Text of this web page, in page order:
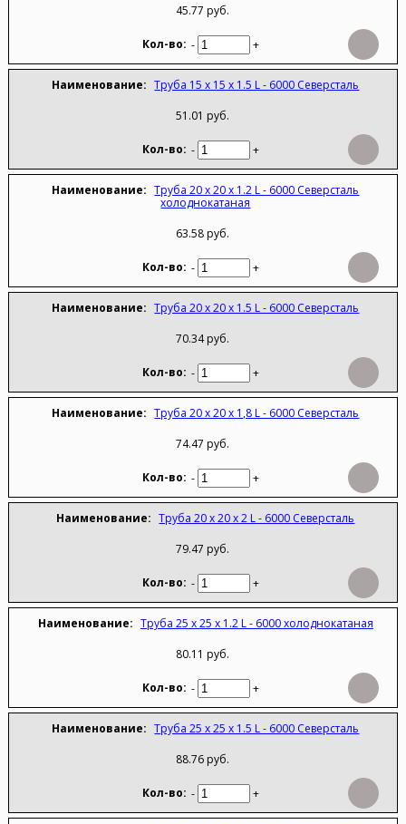
45.77 руб.
- +
Труба 15 х 15 х 1.5 L - 6000 Северсталь
51.01 руб.
- +
Труба 20 х 20 х 1.2 L - 6000 Северсталь
холоднокатаная
63.58 руб.
- +
Труба 20 х 20 х 1.5 L - 6000 Северсталь
70.34 руб.
- +
Труба 20 х 20 х 1,8 L - 6000 Северсталь
74.47 руб.
- +
Труба 20 х 20 х 2 L - 6000 Северсталь
79.47 руб.
- +
Труба 25 х 25 х 1.2 L - 6000 холоднокатаная
80.11 руб.
- +
Труба 25 х 25 х 1.5 L - 6000 Северсталь
88.76 руб.
- +